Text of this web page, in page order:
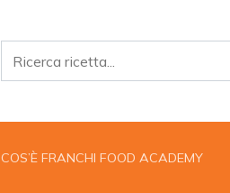
COS’È FRANCHI FOOD ACADEMY